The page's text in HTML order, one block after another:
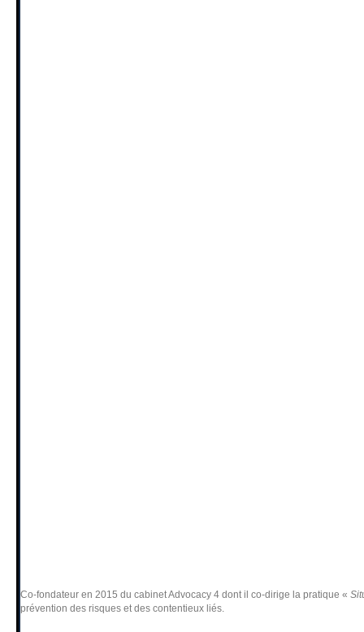
Co-fondateur en 2015 du cabinet Advocacy 4 dont il co-dirige la pratique «
prévention des risques et des contentieux liés.